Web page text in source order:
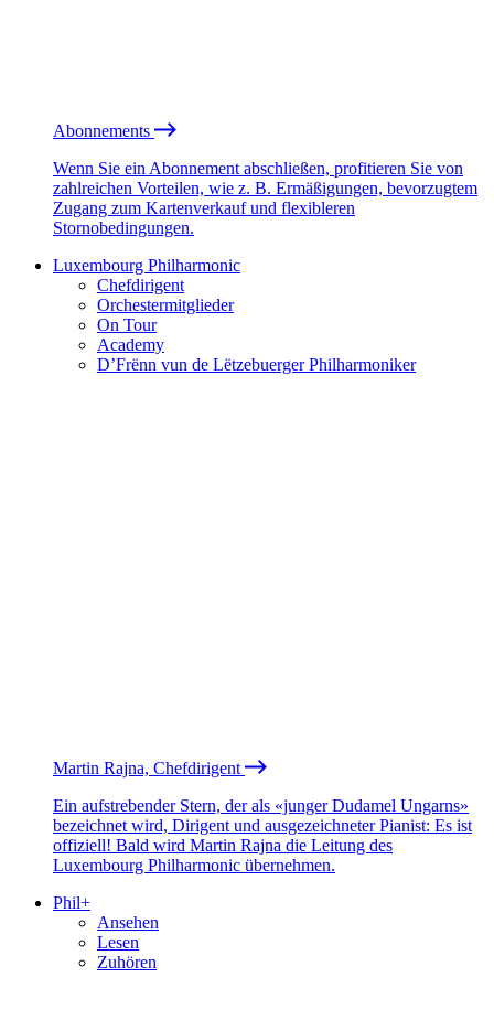
Abonnements
Wenn Sie ein Abonnement abschließen, profitieren Sie von
zahlreichen Vorteilen, wie z. B. Ermäßigungen, bevorzugtem
Zugang zum Kartenverkauf und flexibleren
Stornobedingungen.
Luxembourg Philharmonic
Chefdirigent
Orchestermitglieder
On Tour
Academy
D’Frënn vun de Lëtzebuerger Philharmoniker
Martin Rajna, Chefdirigent
Ein aufstrebender Stern, der als «junger Dudamel Ungarns»
bezeichnet wird, Dirigent und ausgezeichneter Pianist: Es ist
offiziell! Bald wird Martin Rajna die Leitung des
Luxembourg Philharmonic übernehmen.
Phil+
Ansehen
Lesen
Zuhören